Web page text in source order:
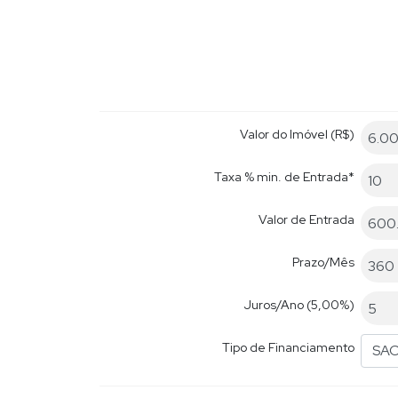
Valor do Imóvel (R$)
Taxa % min. de Entrada*
Valor de Entrada
Prazo/Mês
Juros/Ano (5,00%)
Tipo de Financiamento